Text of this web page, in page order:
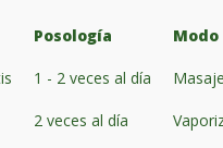
Posología
1 - 2 veces al día
2 veces al día